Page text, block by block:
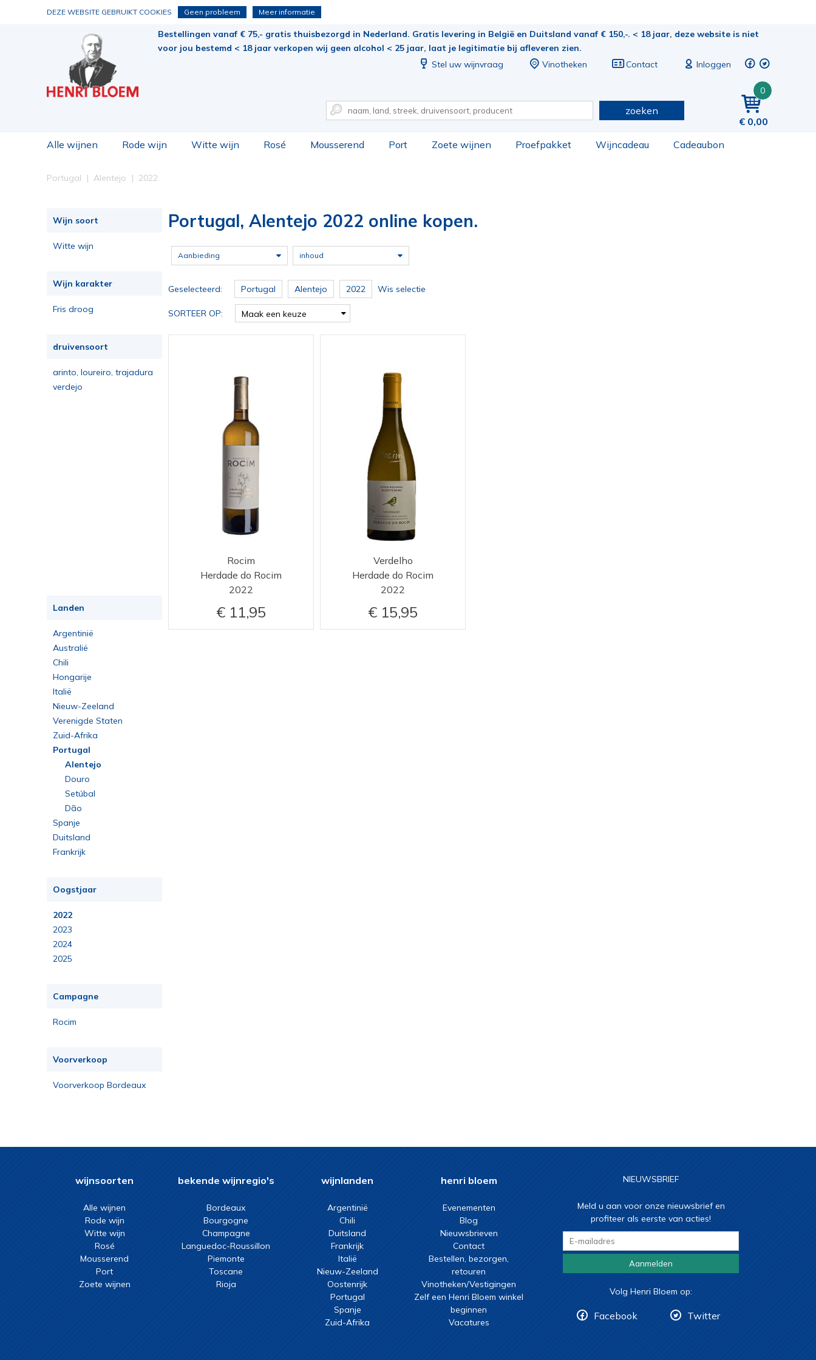
DEZE WEBSITE GEBRUIKT COOKIES Geen probleem Meer informatie
Bestellingen vanaf € 75,- gratis thuisbezorgd in Nederland. Gratis levering in België en Duitsland vanaf € 150,-. < 18 jaar, deze website is niet
voor jou bestemd < 18 jaar verkopen wij geen alcohol < 25 jaar, laat je legitimatie bij afleveren zien.
Stel uw wijnvraag
Vinotheken Contact Inloggen
0
0,00
zoeken
Alle wijnen Rode wijn Witte wijn Rosé Mousserend Port Zoete wijnen Proefpakket Wijncadeau Cadeaubon
Portugal Alentejo 2022
Wijn soort
Witte wijn
Wijn karakter
Fris droog
druivensoort
arinto, loureiro, trajadura
verdejo
Landen
Argentinië
Australië
Chili
Hongarije
Italië
Nieuw-Zeeland
Verenigde Staten
Zuid-Afrika
Portugal
Alentejo
Douro
Setúbal
Dão
Spanje
Duitsland
Frankrijk
Oogstjaar
2022
2023
2024
2025
Campagne
Rocim
Voorverkoop
Voorverkoop Bordeaux
Portugal, Alentejo 2022 online kopen.
Aanbieding inhoud
Geselecteerd: Portugal Alentejo 2022 Wis selectie
SORTEER OP: Maak een keuze
Rocim
Herdade do Rocim
2022
11,95
Verdelho
Herdade do Rocim
2022
15,95
wijnsoorten
Alle wijnen
Rode wijn
Witte wijn
Rosé
Mousserend
Port
Zoete wijnen
bekende wijnregio's
Bordeaux
Bourgogne
Champagne
Languedoc-Roussillon
Piemonte
Toscane
Rioja
wijnlanden
Argentinië
Chili
Duitsland
Frankrijk
Italië
Nieuw-Zeeland
Oostenrijk
Portugal
Spanje
Zuid-Afrika
henri bloem
Evenementen
Blog
Nieuwsbrieven
Contact
Bestellen, bezorgen,
retouren
Vinotheken/Vestigingen
Zelf een Henri Bloem winkel
beginnen
Vacatures
NIEUWSBRIEF
Meld u aan voor onze nieuwsbrief en
profiteer als eerste van acties!
Aanmelden
Volg Henri Bloem op:
Facebook Twitter